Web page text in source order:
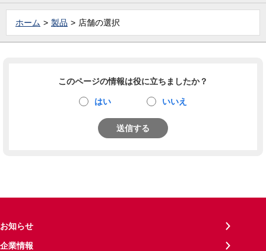
ホーム 製品 店舗の選択
このページの情報は役に立ちましたか？
はい いいえ
送信する
お知らせ
企業情報